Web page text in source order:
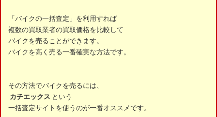
「バイクの一括査定」を利用すれば
複数の買取業者の買取価格を比較して
バイクを売ることができます。
バイクを高く売る一番確実な方法です。
その方法でバイクを売るには、
カチエックス という
一括査定サイトを使うのが一番オススメです。